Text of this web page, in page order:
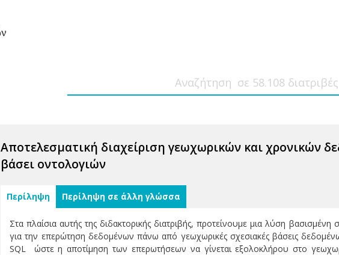
Αποτελεσματική διαχείριση γεωχωρικών και χρονικών
βάσει οντολογιών
Περίληψη Περίληψη σε άλλη γλώσσα
Στα πλαίσια αυτής της διδακτορικής διατριβής, προτείνουμε μια λύση
για την επερώτηση δεδομένων πάνω από γεωχωρικές σχεσιακές βάσεις
SQL ώστε η αποτίμηση των επερωτήσεων να γίνεται εξολοκλήρου στο